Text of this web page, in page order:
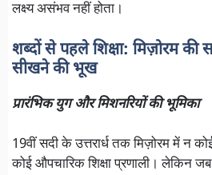
लक्ष्य असंभव नहीं होता।
शब्दों से पहले शिक्षा: मिज़ोरम की
सीखने की भूख
प्रारंभिक युग और मिशनरियों की भूमिका
19वीं सदी के उत्तरार्ध तक मिज़ोरम में न
कोई औपचारिक शिक्षा प्रणाली। लेकिन जब